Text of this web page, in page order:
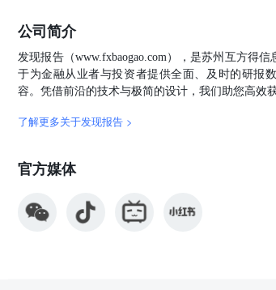
公司简介
发现报告（www.fxbaogao.com），是苏州互方得
于为金融从业者与投资者提供全面、及时的研报
容。凭借前沿的技术与极简的设计，我们助您高效
了解更多关于发现报告 >
官方媒体